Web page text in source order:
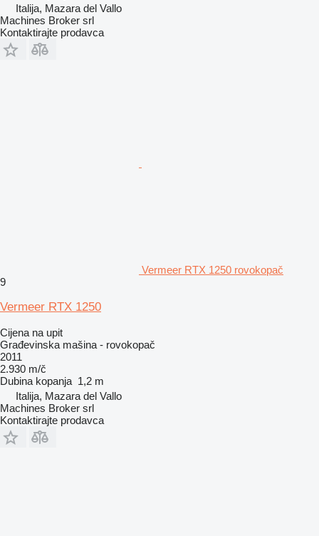
Italija, Mazara del Vallo
Machines Broker srl
Kontaktirajte prodavca
Vermeer RTX 1250 rovokopač
9
Vermeer RTX 1250
Cijena na upit
Građevinska mašina - rovokopač
2011
2.930 m/č
Dubina kopanja 1,2 m
Italija, Mazara del Vallo
Machines Broker srl
Kontaktirajte prodavca